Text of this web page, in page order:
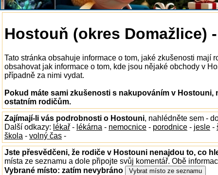
Hostouň (okres Domažlice)
Tato stránka obsahuje informace o tom, jaké zkušenosti mají
obsahovat jak informace o tom, kde jsou nějaké obchody v
případně za nimi vydat.
Pokud máte sami zkušenosti s nakupováním v Hostouni,
ostatním rodičům.
Zajímají-li vás podrobnosti o Hostouni, nahlédněte sem -
Další odkazy: lékař - lékárna - nemocnice - porodnice - jesle -
škola - volný čas -
Jste přesvědčeni, že rodiče v Hostouni nenajdou to, co
místa ze seznamu a dole připojte svůj komentář. Obě
Vybrané místo: zatím nevybráno